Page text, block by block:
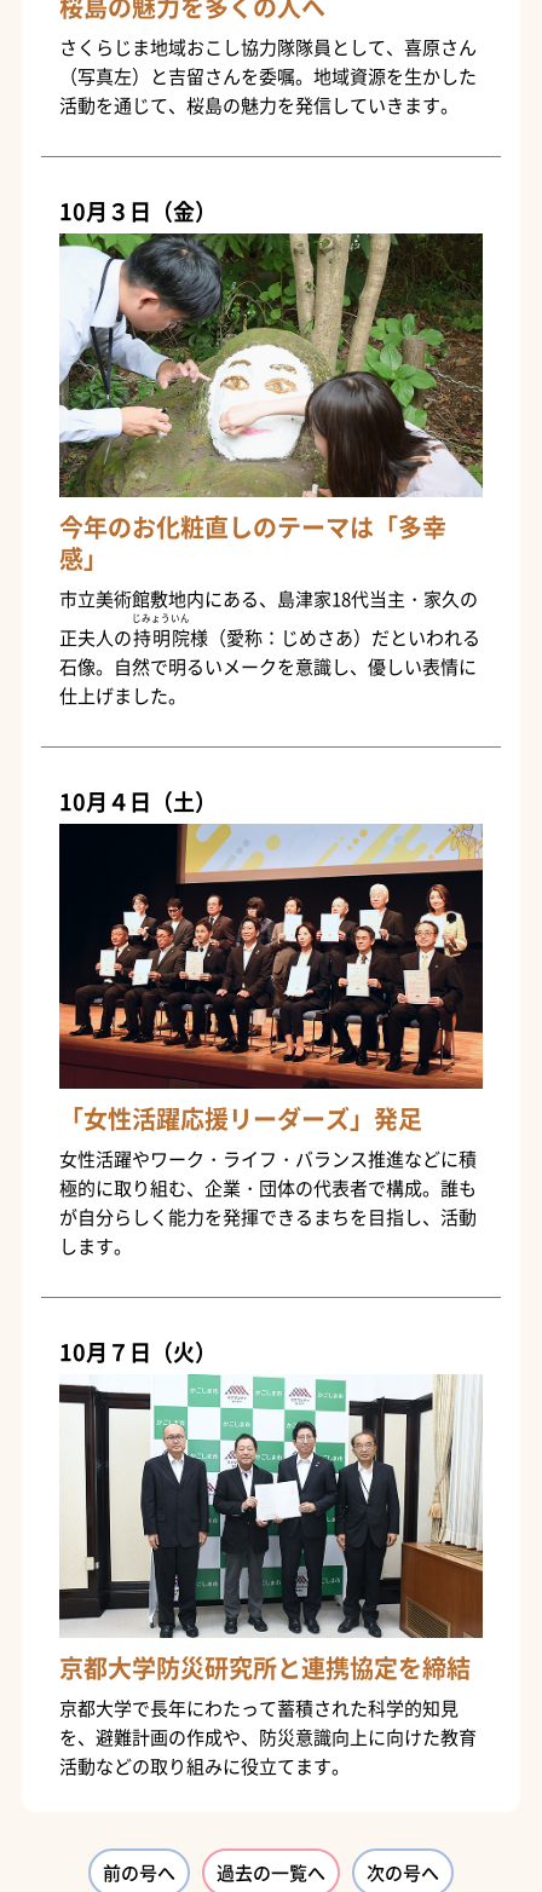
さくらじま地域おこし協力隊隊員として、喜原さん
（写真左）と吉留さんを委嘱。地域資源を生かした
活動を通じて、桜島の魅力を発信していきます。
10月３日（金）
今年のお化粧直しのテーマは「多幸
感」
市立美術館敷地内にある、島津家18代当主・家久の
正夫人の持明院
じみょういん
様（愛称：じめさあ）だといわれる
石像。自然で明るいメークを意識し、優しい表情に
仕上げました。
10月４日（土）
「女性活躍応援リーダーズ」発足
女性活躍やワーク・ライフ・バランス推進などに積
極的に取り組む、企業・団体の代表者で構成。誰も
が自分らしく能力を発揮できるまちを目指し、活動
します。
10月７日（火）
京都大学防災研究所と連携協定を締結
京都大学で長年にわたって蓄積された科学的知見
を、避難計画の作成や、防災意識向上に向けた教育
活動などの取り組みに役立てます。
前の号へ 過去の一覧へ 次の号へ